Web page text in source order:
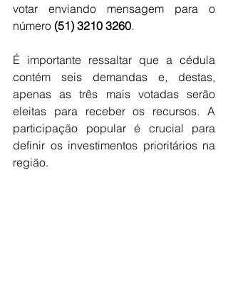
votar enviando mensagem para o
número (51) 3210 3260.
É importante ressaltar que a cédula
contém seis demandas e, destas,
apenas as três mais votadas serão
eleitas para receber os recursos. A
participação popular é crucial para
definir os investimentos prioritários na
região.